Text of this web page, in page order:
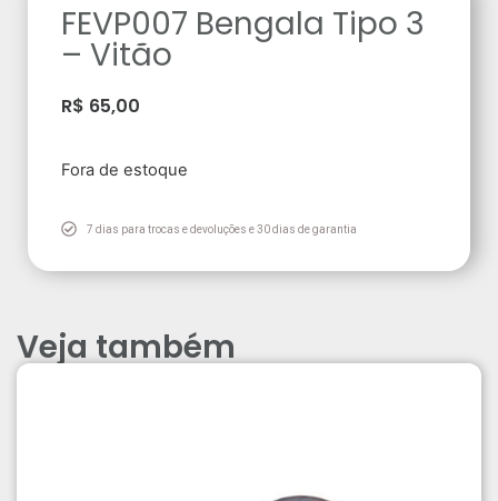
FEVP007 Bengala Tipo 3
– Vitão
R$ 65,00
Fora de estoque
7 dias para trocas e devoluções e 30 dias de garantia
Veja também